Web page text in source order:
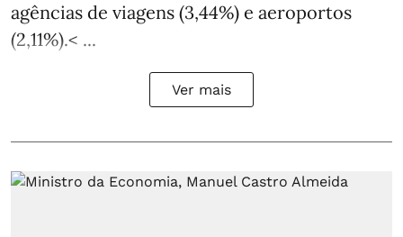
agências de viagens (3,44%) e aeroportos
(2,11%).< ...
Ver mais